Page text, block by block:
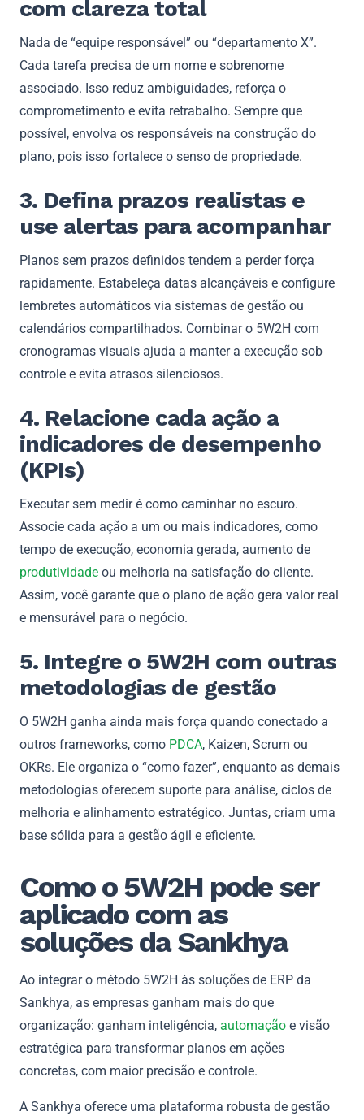
com clareza total
Nada de “equipe responsável” ou “departamento X”.
Cada tarefa precisa de um nome e sobrenome
associado. Isso reduz ambiguidades, reforça o
comprometimento e evita retrabalho. Sempre que
possível, envolva os responsáveis na construção do
plano, pois isso fortalece o senso de propriedade.
3. Defina prazos realistas e
use alertas para acompanhar
Planos sem prazos definidos tendem a perder força
rapidamente. Estabeleça datas alcançáveis e configure
lembretes automáticos via sistemas de gestão ou
calendários compartilhados. Combinar o 5W2H com
cronogramas visuais ajuda a manter a execução sob
controle e evita atrasos silenciosos.
4. Relacione cada ação a
indicadores de desempenho
(KPIs)
Executar sem medir é como caminhar no escuro.
Associe cada ação a um ou mais indicadores, como
tempo de execução, economia gerada, aumento de
produtividade ou melhoria na satisfação do cliente.
Assim, você garante que o plano de ação gera valor real
e mensurável para o negócio.
5. Integre o 5W2H com outras
metodologias de gestão
O 5W2H ganha ainda mais força quando conectado a
outros frameworks, como PDCA, Kaizen, Scrum ou
OKRs. Ele organiza o “como fazer”, enquanto as demais
metodologias oferecem suporte para análise, ciclos de
melhoria e alinhamento estratégico. Juntas, criam uma
base sólida para a gestão ágil e eficiente.
Como o 5W2H pode ser
aplicado com as
soluções da Sankhya
Ao integrar o método 5W2H às soluções de ERP da
Sankhya, as empresas ganham mais do que
organização: ganham inteligência, automação e visão
estratégica para transformar planos em ações
concretas, com maior precisão e controle.
A Sankhya oferece uma plataforma robusta de gestão